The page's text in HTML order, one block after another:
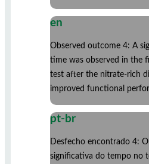
en
Observed outcome 4: A
time was observed in the
test after the nitrate-rich
improved functional
pt-br
Desfecho encontrado 4:
significativa do tempo no